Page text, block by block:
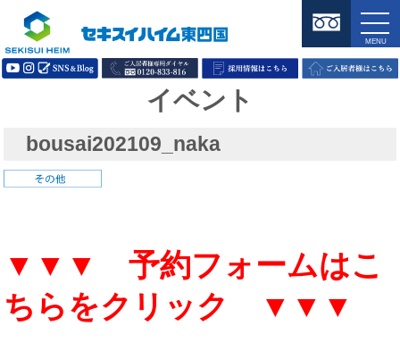
イベント
bousai202109_naka
▼▼▼ 予約フォームはこ
ちらをクリック ▼▼▼